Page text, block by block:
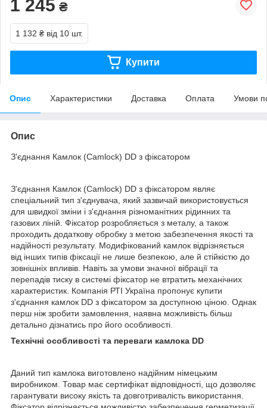
1 245 ₴
1 132 ₴ від 10 шт.
Купити
Опис Характеристики Доставка Оплата Умови
Опис
З'єднання Камлок (Camlock) DD з фіксатором
З'єднання Камлок (Camlock) DD з фіксатором являє
спеціальний тип з'єднувача, який зазвичай використовується
для швидкої зміни і з'єднання різноманітних рідинних та
газових ліній. Фіксатор розробляється з металу, а також
проходить додаткову обробку з метою забезпечення якості та
надійності результату. Модифікований камлок відрізняється
від інших типів фіксації не лише безпекою, але й стійкістю до
зовнішніх впливів. Навіть за умови значної вібрації та
перепадів тиску в системі фіксатор не втратить механічних
характеристик. Компанія РТІ Україна пропонує купити
з'єднання камлок DD з фіксатором за доступною ціною. Однак
перш ніж зробити замовлення, наявна можливість більш
детально дізнатись про його особливості.
Технічні особливості та переваги камлока DD
Даний тип камлока виготовлено надійним німецьким
виробником. Товар має сертифікат відповідності, що дозволяє
гарантувати високу якість та довготривалість використання.